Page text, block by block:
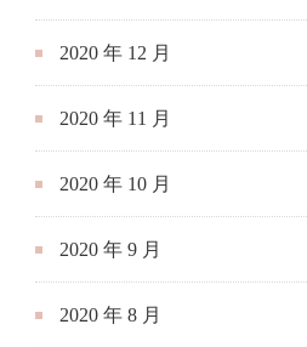
2020 年 12 月
2020 年 11 月
2020 年 10 月
2020 年 9 月
2020 年 8 月